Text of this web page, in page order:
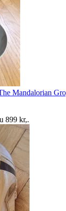
Mandalorian
899 kr,.